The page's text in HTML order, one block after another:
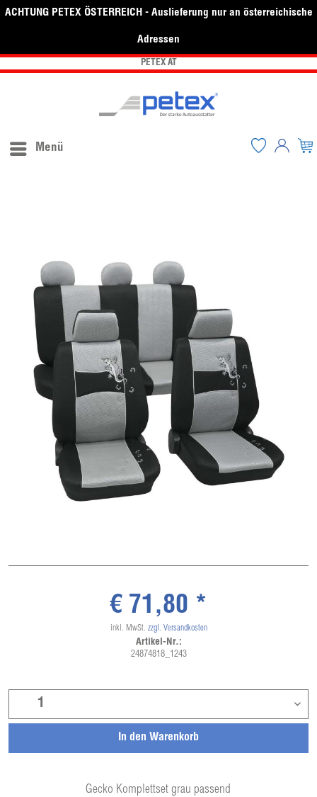
ACHTUNG PETEX ÖSTERREICH - Auslieferung nur an österreichische
Adressen
PETEX AT
Menü
Gecko Komplettset grau passend
In den Warenkorb
€ 71,80 *
inkl. MwSt. zzgl. Versandkosten
Artikel-Nr.:
24874818_1243